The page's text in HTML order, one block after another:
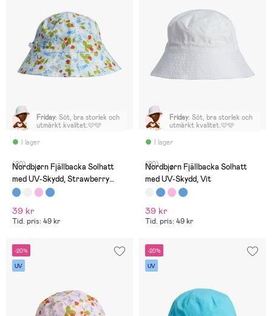
I lager
Friday: Söt, bra storlek och
utmärkt kvalitet.🩷🩵
(20)
Nordbjørn Fjällbacka Solhatt
med UV-Skydd, Strawberry
Light Blue
39 kr
Tid. pris: 49 kr
I lager
Friday: Söt, bra storlek och
utmärkt kvalitet.🩷🩵
(20)
Nordbjørn Fjällbacka Solhatt
med UV-Skydd, Vit
39 kr
Tid. pris: 49 kr
-20%
UV
-20%
UV